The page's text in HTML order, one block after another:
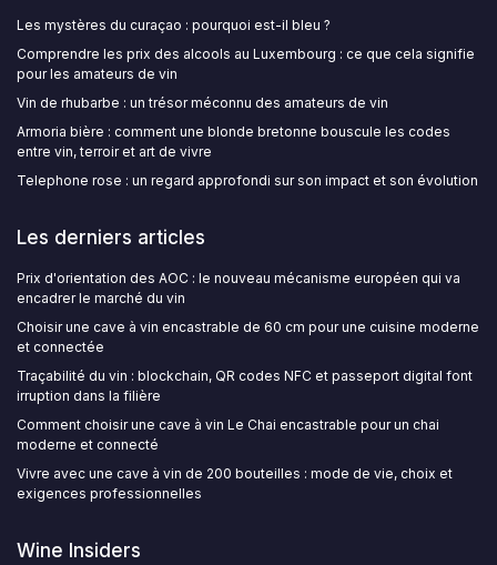
Les mystères du curaçao : pourquoi est-il bleu ?
Comprendre les prix des alcools au Luxembourg : ce que cela signifie
pour les amateurs de vin
Vin de rhubarbe : un trésor méconnu des amateurs de vin
Armoria bière : comment une blonde bretonne bouscule les codes
entre vin, terroir et art de vivre
Telephone rose : un regard approfondi sur son impact et son évolution
Les derniers articles
Prix d'orientation des AOC : le nouveau mécanisme européen qui va
encadrer le marché du vin
Choisir une cave à vin encastrable de 60 cm pour une cuisine moderne
et connectée
Traçabilité du vin : blockchain, QR codes NFC et passeport digital font
irruption dans la filière
Comment choisir une cave à vin Le Chai encastrable pour un chai
moderne et connecté
Vivre avec une cave à vin de 200 bouteilles : mode de vie, choix et
exigences professionnelles
Wine Insiders